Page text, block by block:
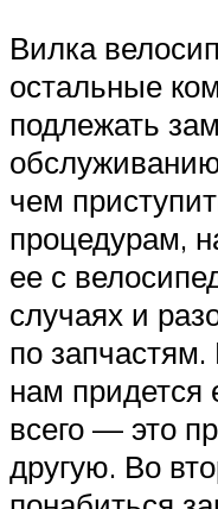
Вилка
остальные
подлежать
чем
процедурам,
ее с
случаях и
по
нам придется
всего — это
другую. Во